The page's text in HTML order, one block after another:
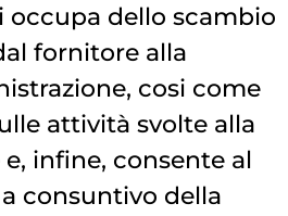
occupa dello scambio
fornitore alla
cosi come
attività svolte alla
infine, consente al
consuntivo della